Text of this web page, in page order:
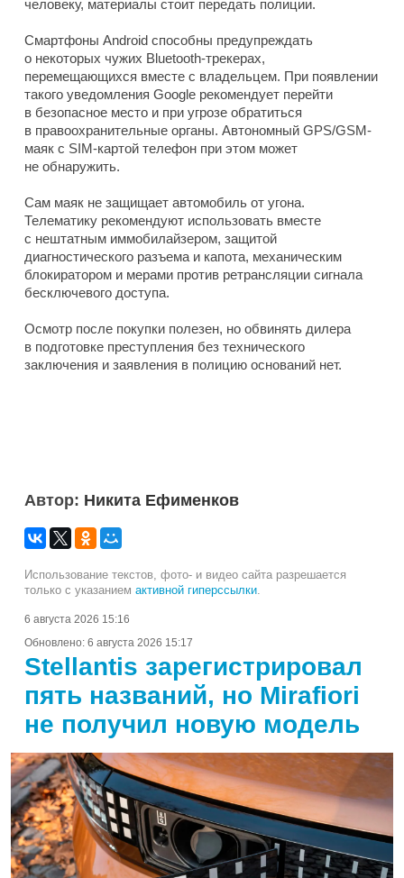
человеку, материалы стоит передать полиции.
Смартфоны Android способны предупреждать
о некоторых чужих Bluetooth-трекерах,
перемещающихся вместе с владельцем. При появлении
такого уведомления Google рекомендует перейти
в безопасное место и при угрозе обратиться
в правоохранительные органы. Автономный GPS/GSM-
маяк с SIM-картой телефон при этом может
не обнаружить.
Сам маяк не защищает автомобиль от угона.
Телематику рекомендуют использовать вместе
с нештатным иммобилайзером, защитой
диагностического разъема и капота, механическим
блокиратором и мерами против ретрансляции сигнала
бесключевого доступа.
Осмотр после покупки полезен, но обвинять дилера
в подготовке преступления без технического
заключения и заявления в полицию оснований нет.
Автор: Никита Ефименков
Использование текстов, фото- и видео сайта разрешается
только с указанием активной гиперссылки
6 августа 2026 15:16
Обновлено: 6 августа 2026 15:17
Stellantis зарегистрировал
пять названий, но Mirafiori
не получил новую модель